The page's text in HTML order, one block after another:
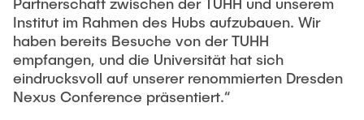
Institut im Rahmen des Hubs aufzubauen. Wir
haben bereits Besuche von der TUHH
empfangen, und die Universität hat sich
eindrucksvoll auf unserer renommierten Dresden
Nexus Conference präsentiert.“